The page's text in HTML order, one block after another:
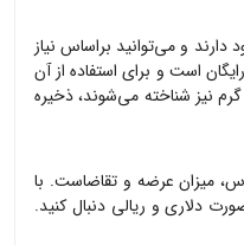
و می‌توانید براساس نیاز
است و برای استفاده از آن
نیز شناخته می‌شوند، ذخیره
، میزان عرضه و تقاضاست. با
دلاری و ریالی دنبال کنید.